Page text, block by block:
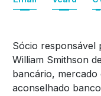
Sócio responsável
William Smithson
bancário, mercado
aconselhado